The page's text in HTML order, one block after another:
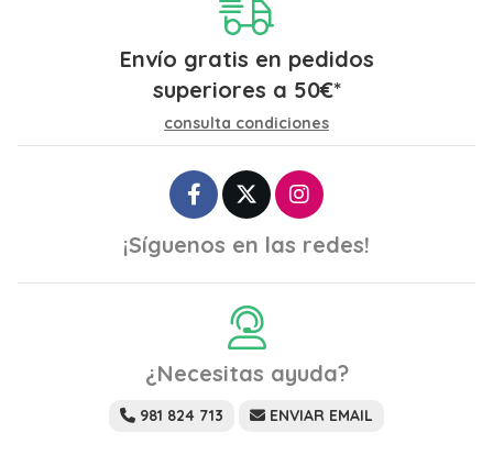
Envío gratis en pedidos
superiores a 50€*
consulta condiciones
¡Síguenos en las redes!
¿Necesitas ayuda?
981 824 713 ENVIAR EMAIL